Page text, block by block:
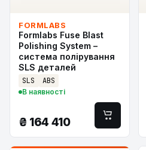
FORMLABS
Formlabs Fuse Blast
Polishing System –
система полірування
SLS деталей
SLS ABS
В наявності
₴ 164 410